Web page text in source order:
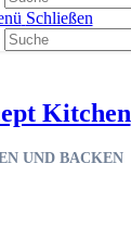
Schließen
Kitchen
UND BACKEN